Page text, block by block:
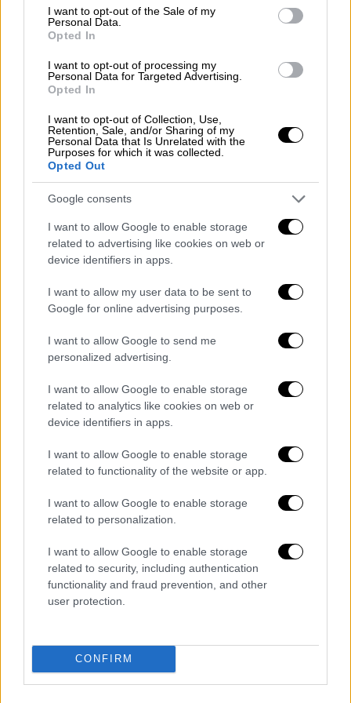
consent section.
I want to opt-out of the Sale of my
Personal Data.
Opted In
I want to opt-out of processing my
Personal Data for Targeted Advertising.
Opted In
I want to opt-out of Collection, Use,
Retention, Sale, and/or Sharing of my
Personal Data that Is Unrelated with the
Purposes for which it was collected.
Opted Out
Google consents
I want to allow Google to enable storage
related to advertising like cookies on web or
device identifiers in apps.
I want to allow my user data to be sent to
Google for online advertising purposes.
I want to allow Google to send me
personalized advertising.
I want to allow Google to enable storage
related to analytics like cookies on web or
device identifiers in apps.
I want to allow Google to enable storage
related to functionality of the website or app.
I want to allow Google to enable storage
related to personalization.
I want to allow Google to enable storage
related to security, including authentication
functionality and fraud prevention, and other
user protection.
CONFIRM
έναςσεξουαλικά και κοινωνικά
αντισυμβατικός άνδρας
απλώς ως αυτό που είναι, χωρίς ταμπέλες ή
σχόλια. Θα μπορούσε ένας τέτοιος άνδρας
να συσπειρώσει τις διασπασμένες φυλές
της ερήμου και να κερδίσει έναν πόλεμο
εναντίον των Τούρκων;
Ερμηνείες
Το να μιλάμε για τον Λόρενς της Αραβίας και
να μην γίνει μια αναφορά στουςηθοποιούς
είναι σωστό, διότι μεγάλο μέρος της
επιτυχίας της ταινίας βασίζεται ακριβώς
στη σπουδαία δουλειά τους. Ξεκινώντας,
λοιπόν, από τον πρωταγωνιστή, τον T. E.
Lawrence, τον οποίο ενσάρκωσε οPeter
O'Toole, πρέπει να θυμηθούμε ότι ο O'Toole
στην πραγματικότητα, η πλειονότητα των
ηθοποιών ήταν είτε σχεδόν άγνωστοι μέχρι